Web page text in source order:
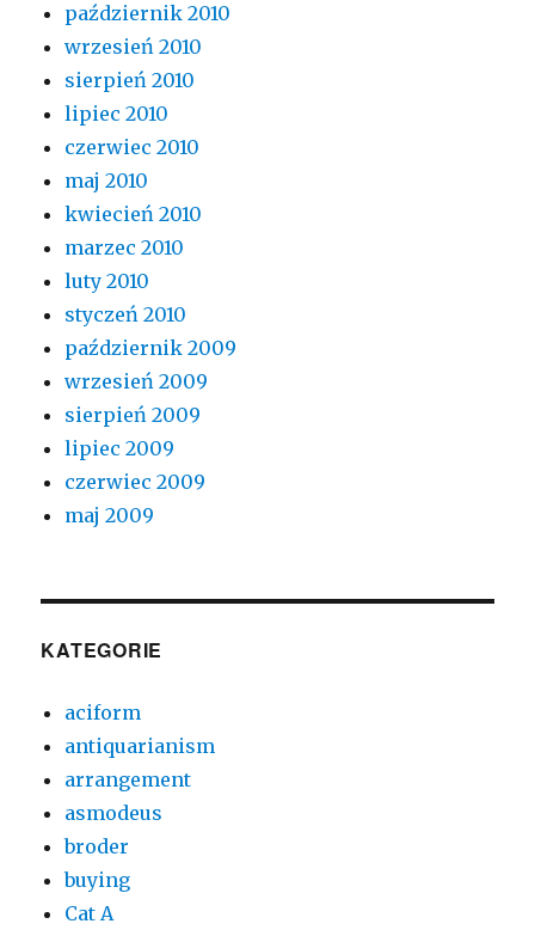
październik 2010
wrzesień 2010
sierpień 2010
lipiec 2010
czerwiec 2010
maj 2010
kwiecień 2010
marzec 2010
luty 2010
styczeń 2010
październik 2009
wrzesień 2009
sierpień 2009
lipiec 2009
czerwiec 2009
maj 2009
KATEGORIE
aciform
antiquarianism
arrangement
asmodeus
broder
buying
Cat A